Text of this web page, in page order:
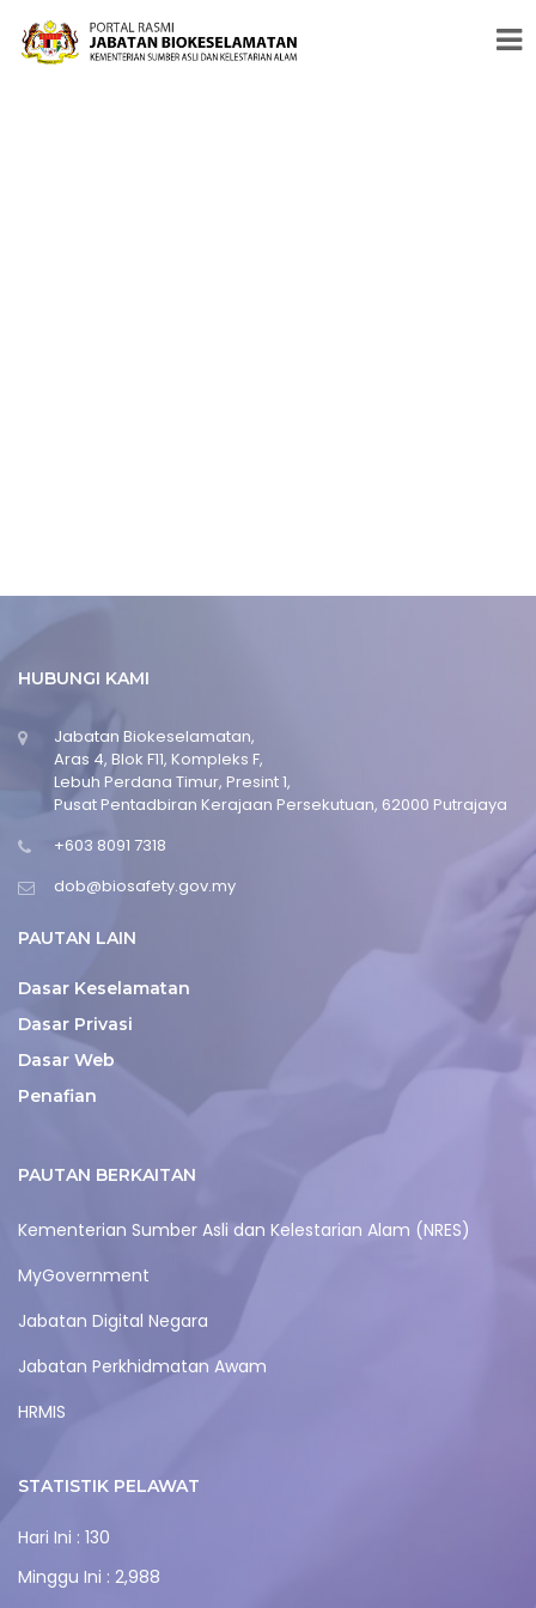
#PENERAJU PENGAWALSELIAAN BIOTEKNOLOGI MODEN &
BIOKESELAMATAN
HUBUNGI KAMI
Jabatan Biokeselamatan,
Aras 4, Blok F11, Kompleks F,
Lebuh Perdana Timur, Presint 1,
Pusat Pentadbiran Kerajaan Persekutuan, 62000 Putrajaya
+603 8091 7318
dob@biosafety.gov.my
PAUTAN LAIN
Dasar Keselamatan
Dasar Privasi
Dasar Web
Penafian
PAUTAN BERKAITAN
Kementerian Sumber Asli dan Kelestarian Alam (NRES)
MyGovernment
Jabatan Digital Negara
Jabatan Perkhidmatan Awam
HRMIS
STATISTIK PELAWAT
Hari Ini : 130
Minggu Ini : 2,988